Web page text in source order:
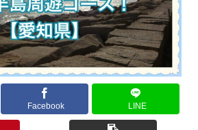
Facebook LINE